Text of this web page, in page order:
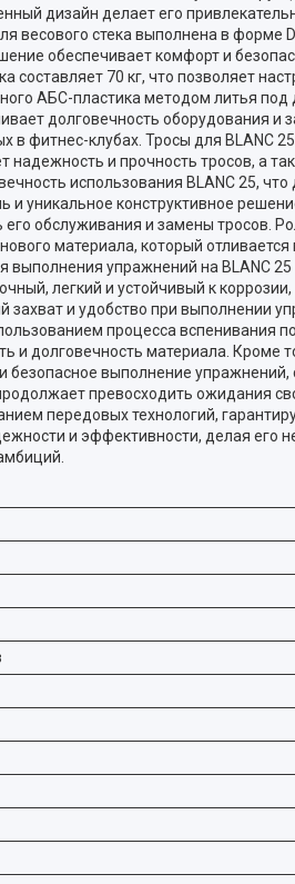
дизайн делает его
весового стека выполнена в
обеспечивает комфорт и
составляет 70 кг, что позволяет
АБС-пластика методом литья
долговечность оборудования
в фитнес-клубах. Тросы для BLANC
надежность и прочность тросов, а
использования BLANC 25,
и уникальное конструктивное
обслуживания и замены тросов.
материала, который
упражнений на BLANC
легкий и устойчивый к
и удобство при выполнении
процесса вспенивания
и долговечность материала.
безопасное выполнение
превосходить ожидания
передовых технологий,
и эффективности, делая